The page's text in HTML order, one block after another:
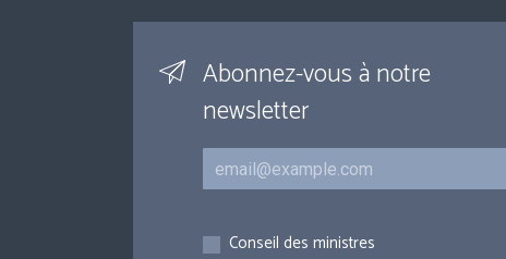
Abonnez-vous à notre
newsletter
Courriel
Inscriptions
Conseil des ministres